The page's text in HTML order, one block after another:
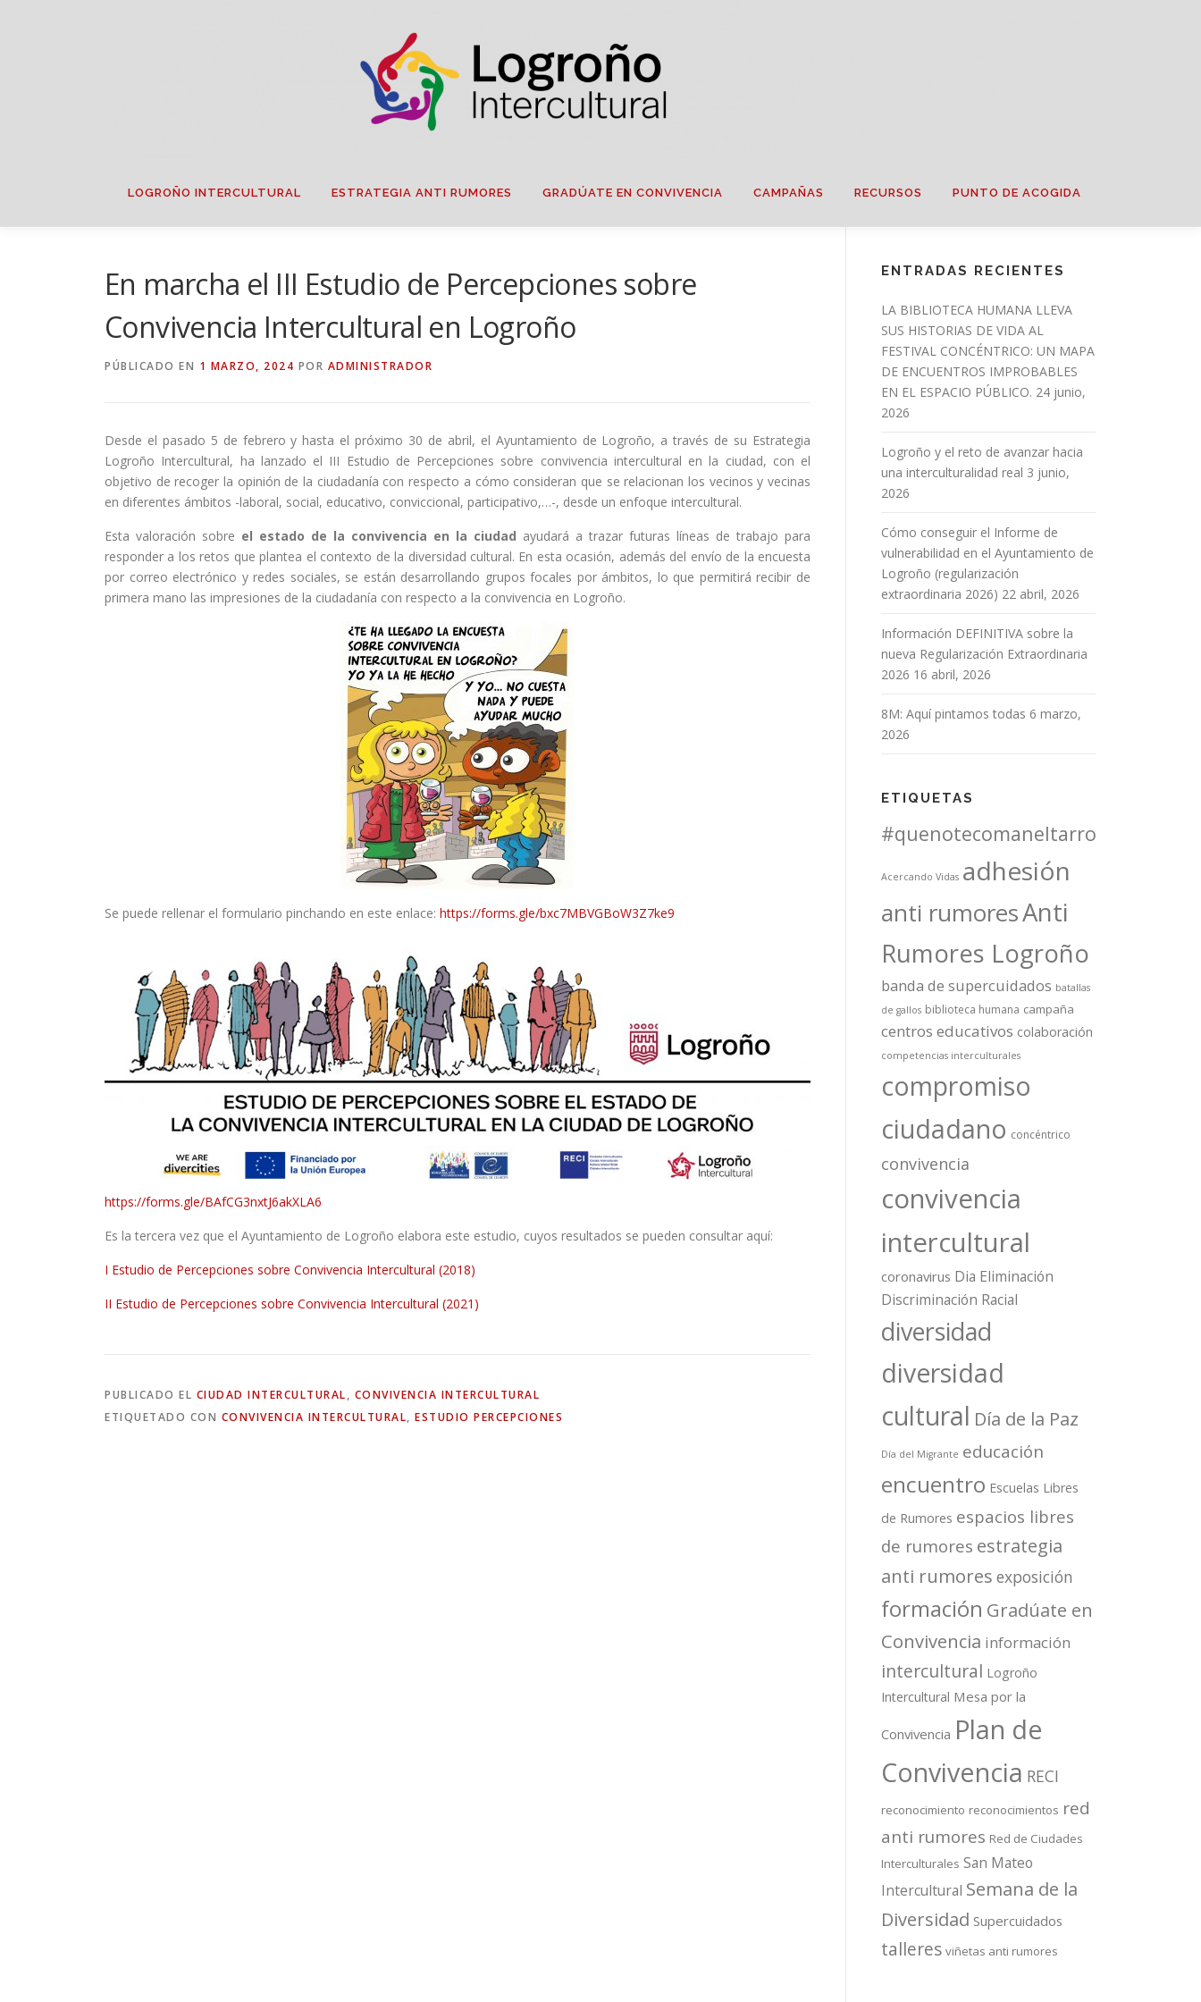
LOGROÑO INTERCULTURAL ESTRATEGIA ANTI RUMORES GRADÚATE EN CONVIVENCIA CAMPAÑAS RECURSOS PUNTO DE ACOGIDA
En marcha el III Estudio de Percepciones sobre
Convivencia Intercultural en Logroño
PÚBLICADO EN 1 MARZO, 2024 POR ADMINISTRADOR
Desde el pasado 5 de febrero y hasta el próximo 30 de abril, el Ayuntamiento de Logroño, a través de su Estrategia
Logroño Intercultural, ha lanzado el III Estudio de Percepciones sobre convivencia intercultural en la ciudad, con el
objetivo de recoger la opinión de la ciudadanía con respecto a cómo consideran que se relacionan los vecinos y vecinas
en diferentes ámbitos -laboral, social, educativo, conviccional, participativo,…-, desde un enfoque intercultural.
Esta valoración sobre el estado de la convivencia en la ciudad ayudará a trazar futuras líneas de trabajo para
responder a los retos que plantea el contexto de la diversidad cultural. En esta ocasión, además del envío de la encuesta
por correo electrónico y redes sociales, se están desarrollando grupos focales por ámbitos, lo que permitirá recibir de
primera mano las impresiones de la ciudadanía con respecto a la convivencia en Logroño.
Se puede rellenar el formulario pinchando en este enlace: https://forms.gle/bxc7MBVGBoW3Z7ke9
https://forms.gle/BAfCG3nxtJ6akXLA6
Es la tercera vez que el Ayuntamiento de Logroño elabora este estudio, cuyos resultados se pueden consultar aquí:
I Estudio de Percepciones sobre Convivencia Intercultural (2018)
II Estudio de Percepciones sobre Convivencia Intercultural (2021)
PUBLICADO EL CIUDAD INTERCULTURAL, CONVIVENCIA INTERCULTURAL
ETIQUETADO CON CONVIVENCIA INTERCULTURAL, ESTUDIO PERCEPCIONES
ENTRADAS RECIENTES
LA BIBLIOTECA HUMANA LLEVA
SUS HISTORIAS DE VIDA AL
FESTIVAL CONCÉNTRICO: UN MAPA
DE ENCUENTROS IMPROBABLES
EN EL ESPACIO PÚBLICO. 24 junio,
2026
Logroño y el reto de avanzar hacia
una interculturalidad real 3 junio,
2026
Cómo conseguir el Informe de
vulnerabilidad en el Ayuntamiento de
Logroño (regularización
extraordinaria 2026) 22 abril, 2026
Información DEFINITIVA sobre la
nueva Regularización Extraordinaria
2026 16 abril, 2026
8M: Aquí pintamos todas 6 marzo,
2026
ETIQUETAS
#quenotecomaneltarro
Acercando Vidas adhesión
anti rumoresAnti
Rumores Logroño
banda de supercuidados batallas
de gallos biblioteca humana campaña
centros educativos colaboración
competencias interculturales
compromiso
ciudadano concéntrico
convivencia
convivencia
intercultural
coronavirus Dia Eliminación
Discriminación Racial
diversidad
diversidad
cultural Día de la Paz
Día del Migrante educación
encuentro Escuelas Libres
de Rumores espacios libres
de rumores estrategia
anti rumores exposición
formación Gradúate en
Convivencia información
intercultural Logroño
Intercultural Mesa por la
Convivencia Plan de
Convivencia RECI
reconocimiento reconocimientos red
anti rumores Red de Ciudades
Interculturales San Mateo
Intercultural Semana de la
Diversidad Supercuidados
talleres viñetas anti rumores